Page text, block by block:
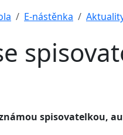
E-nástěnka
známou spisovatelkou,